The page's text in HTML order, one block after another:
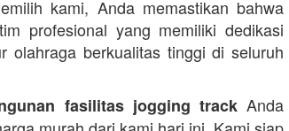
kami, Anda memastikan bahwa
profesional yang memiliki dedikasi
olahraga berkualitas tinggi di seluruh
fasilitas jogging trackAnda